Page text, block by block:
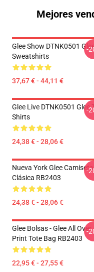
Mejores
Glee Show DTNK0501
Sweatshirts
37,67 € - 44,11 €
-
Glee Live DTNK0501 Glee
Shirts
24,38 € - 28,06 €
-
Nueva York Glee Camiseta
Clásica RB2403
24,38 € - 28,06 €
-
Glee Bolsas - Glee All Over
Print Tote Bag RB2403
22,95 € - 27,55 €
-